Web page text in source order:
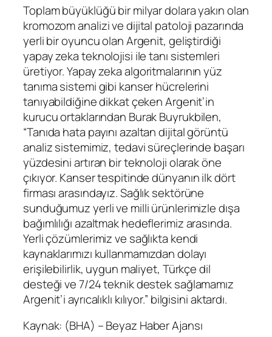
Toplam büyüklüğü bir milyar dolara yakın olan
kromozom analizi ve dijital patoloji pazarında
yerli bir oyuncu olan Argenit, geliştirdiği
yapay zeka teknolojisi ile tanı sistemleri
üretiyor.Yapay zeka algoritmalarının yüz
tanıma sistemi gibi kanser hücrelerini
tanıyabildiğine dikkat çeken Argenit’in
kurucu ortaklarından Burak Buyrukbilen,
“Tanıda hata payını azaltan dijital görüntü
analiz sistemimiz, tedavi süreçlerinde başarı
yüzdesini artıran bir teknoloji olarak öne
çıkıyor. Kanser tespitinde dünyanın ilk dört
firması arasındayız. Sağlık sektörüne
sunduğumuz yerli ve milli ürünlerimizle dışa
bağımlılığı azaltmak hedeflerimiz arasında.
Yerli çözümlerimiz ve sağlıkta kendi
kaynaklarımızı kullanmamızdan dolayı
erişilebilirlik, uygun maliyet, Türkçe dil
desteği ve 7/24 teknik destek sağlamamız
Argenit’i ayrıcalıklı kılıyor.” bilgisini aktardı.
Kaynak: (BHA) – Beyaz Haber Ajansı